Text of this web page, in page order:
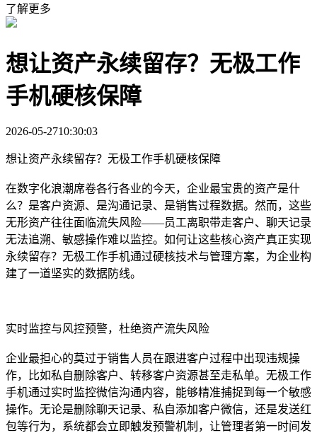
了解更多
想让资产永续留存？无极工作
手机硬核保障
2026-05-2710:30:03
想让资产永续留存？无极工作手机硬核保障
在数字化浪潮席卷各行各业的今天，企业最宝贵的资产是什
么？是客户资源、是沟通记录、是销售过程数据。然而，这些
无形资产往往面临流失风险——员工离职带走客户、聊天记录
无法追溯、敏感操作难以监控。如何让这些核心资产真正实现
永续留存？无极工作手机通过硬核技术与管理方案，为企业构
建了一道坚实的数据防线。
实时监控与风控预警，杜绝资产流失风险
企业最担心的莫过于销售人员在跟进客户过程中出现违规操
作，比如私自删除客户、转移客户资源甚至走私单。无极工作
手机通过实时监控微信沟通内容，能够精准捕捉到每一个敏感
操作。无论是删除聊天记录、私自添加客户微信，还是发送红
包等行为，系统都会立即触发预警机制，让管理者第一时间发